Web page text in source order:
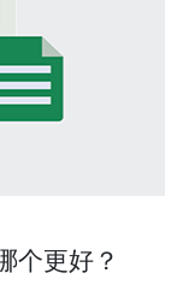
个更好？